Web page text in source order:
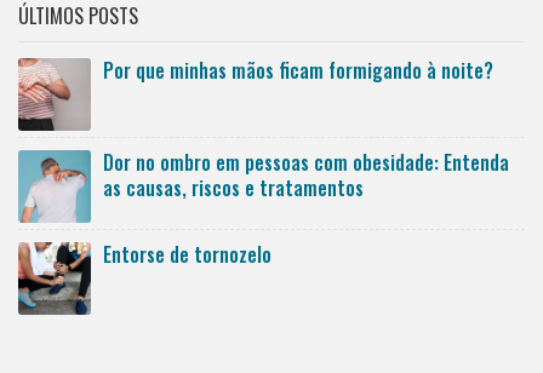
ÚLTIMOS POSTS
Por que minhas mãos ficam formigando à noite?
Dor no ombro em pessoas com obesidade: Entenda
as causas, riscos e tratamentos
Entorse de tornozelo